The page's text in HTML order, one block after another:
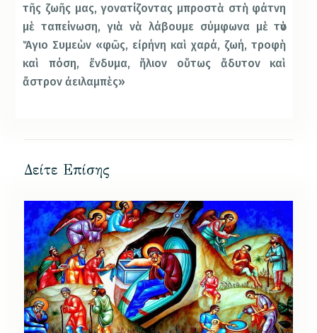
τῆς ζωῆς µας, γονατίζοντας µπροστὰ στὴ φάτνη
µὲ ταπείνωση, γιὰ νὰ λάβουµε σύµφωνα µὲ τὸν
Ἅγιο Συµεὼν «φῶς, εἰρήνη καὶ χαρά, ζωή, τροφὴ
καὶ πόση, ἔνδυµα, ἥλιον οὕτως ἄδυτον καὶ
ἄστρον ἀειλαµπὲς»
Δείτε Επίσης